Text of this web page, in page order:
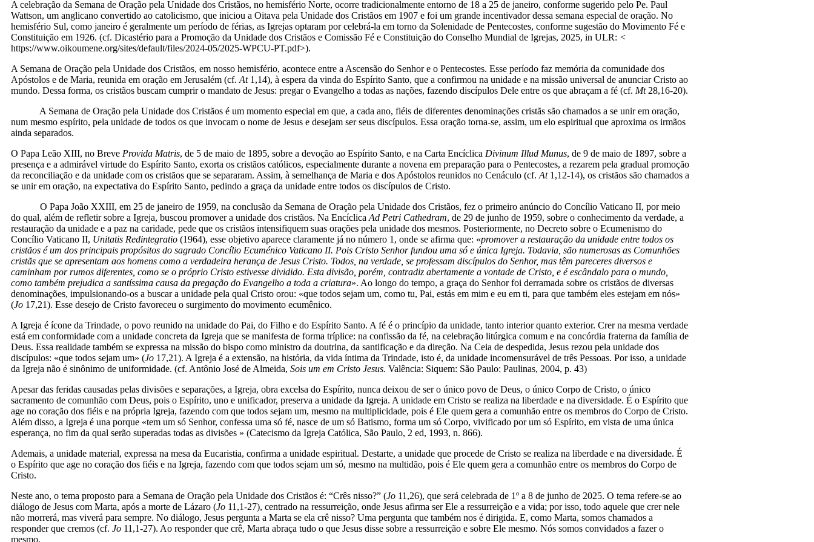
A celebração da Semana de Oração pela Unidade dos Cristãos, no hemisfério Norte, ocorre tradicionalmente entorno de 18 a 25 de janeiro, conforme sugerido pelo Pe. Paul
Wattson, um anglicano convertido ao catolicismo, que iniciou a Oitava pela Unidade dos Cristãos em 1907 e foi um grande incentivador dessa semana especial de oração. No
hemisfério Sul, como janeiro é geralmente um período de férias, as Igrejas optaram por celebrá-la em torno da Solenidade de Pentecostes, conforme sugestão do Movimento Fé e
Constituição em 1926. (cf. Dicastério para a Promoção da Unidade dos Cristãos e Comissão Fé e Constituição do Conselho Mundial de Igrejas, 2025, in ULR: <
https://www.oikoumene.org/sites/default/files/2024-05/2025-WPCU-PT.pdf>).
A Semana de Oração pela Unidade dos Cristãos, em nosso hemisfério, acontece entre a Ascensão do Senhor e o Pentecostes. Esse período faz memória da comunidade dos
Apóstolos e de Maria, reunida em oração em Jerusalém (cf. At1,14), à espera da vinda do Espírito Santo, que a confirmou na unidade e na missão universal de anunciar Cristo ao
mundo. Dessa forma, os cristãos buscam cumprir o mandato de Jesus: pregar o Evangelho a todas as nações, fazendo discípulos Dele entre os que abraçam a fé (cf. Mt 28,16-20).
A Semana de Oração pela Unidade dos Cristãos é um momento especial em que, a cada ano, fiéis de diferentes denominações cristãs são chamados a se unir em oração,
num mesmo espírito, pela unidade de todos os que invocam o nome de Jesus e desejam ser seus discípulos. Essa oração torna-se, assim, um elo espiritual que aproxima os irmãos
ainda separados.
O Papa Leão XIII, no Breve Provida Matris, de 5 de maio de 1895, sobre a devoção ao Espírito Santo, e na Carta Encíclica Divinum Illud Munus, de 9 de maio de 1897, sobre a
presença e a admirável virtude do Espírito Santo, exorta os cristãos católicos, especialmente durante a novena em preparação para o Pentecostes, a rezarem pela gradual promoção
da reconciliação e da unidade com os cristãos que se separaram. Assim, à semelhança de Maria e dos Apóstolos reunidos no Cenáculo (cf. At 1,12-14), os cristãos são chamados a
se unir em oração, na expectativa do Espírito Santo, pedindo a graça da unidade entre todos os discípulos de Cristo.
O Papa João XXIII, em 25 de janeiro de 1959, na conclusão da Semana de Oração pela Unidade dos Cristãos, fez o primeiro anúncio do Concílio Vaticano II, por meio
do qual, além de refletir sobre a Igreja, buscou promover a unidade dos cristãos. Na Encíclica Ad Petri Cathedram, de 29 de junho de 1959, sobre o conhecimento da verdade, a
restauração da unidade e a paz na caridade, pede que os cristãos intensifiquem suas orações pela unidade dos mesmos. Posteriormente, no Decreto sobre o Ecumenismo do
Concílio Vaticano II, Unitatis Redintegratio (1964), esse objetivo aparece claramente já no número 1, onde se afirma que: «promover a restauração da unidade entre todos os
cristãos é um dos principais propósitos do sagrado Concílio Ecuménico Vaticano II. Pois Cristo Senhor fundou uma só e única Igreja. Todavia, são numerosas as Comunhões
cristãs que se apresentam aos homens como a verdadeira herança de Jesus Cristo. Todos, na verdade, se professam discípulos do Senhor, mas têm pareceres diversos e
caminham por rumos diferentes, como se o próprio Cristo estivesse dividido. Esta divisão, porém, contradiz abertamente a vontade de Cristo, e é escândalo para o mundo,
como também prejudica a santíssima causa da pregação do Evangelho a toda a criatura». Ao longo do tempo, a graça do Senhor foi derramada sobre os cristãos de diversas
denominações, impulsionando-os a buscar a unidade pela qual Cristo orou: «que todos sejam um, como tu, Pai, estás em mim e eu em ti, para que também eles estejam em nós»
(Jo 17,21). Esse desejo de Cristo favoreceu o surgimento do movimento ecumênico.
A Igreja é ícone da Trindade, o povo reunido na unidade do Pai, do Filho e do Espírito Santo. A fé é o princípio da unidade, tanto interior quanto exterior. Crer na mesma verdade
está em conformidade com a unidade concreta da Igreja que se manifesta de forma tríplice: na confissão da fé, na celebração litúrgica comum e na concórdia fraterna da família de
Deus. Essa realidade também se expressa na missão do bispo como ministro da doutrina, da santificação e da direção. Na Ceia de despedida, Jesus rezou pela unidade dos
discípulos: «que todos sejam um» (Jo 17,21). A Igreja é a extensão, na história, da vida íntima da Trindade, isto é, da unidade incomensurável de três Pessoas. Por isso, a unidade
da Igreja não é sinônimo de uniformidade. (cf. Antônio José de Almeida, Sois um em Cristo Jesus. Valência: Siquem: São Paulo: Paulinas, 2004, p. 43)
Apesar das feridas causadas pelas divisões e separações, a Igreja, obra excelsa do Espírito, nunca deixou de ser o único povo de Deus, o único Corpo de Cristo, o único
sacramento de comunhão com Deus, pois o Espírito, uno e unificador, preserva a unidade da Igreja. A unidade em Cristo se realiza na liberdade e na diversidade. É o Espírito que
age no coração dos fiéis e na própria Igreja, fazendo com que todos sejam um, mesmo na multiplicidade, pois é Ele quem gera a comunhão entre os membros do Corpo de Cristo.
Além disso, a Igreja é una porque «tem um só Senhor, confessa uma só fé, nasce de um só Batismo, forma um só Corpo, vivificado por um só Espírito, em vista de uma única
esperança, no fim da qual serão superadas todas as divisões » (Catecismo da Igreja Católica, São Paulo, 2 ed, 1993, n. 866).
Ademais, a unidade material, expressa na mesa da Eucaristia, confirma a unidade espiritual. Destarte, a unidade que procede de Cristo se realiza na liberdade e na diversidade. É
o Espírito que age no coração dos fiéis e na Igreja, fazendo com que todos sejam um só, mesmo na multidão, pois é Ele quem gera a comunhão entre os membros do Corpo de
Cristo.
Neste ano, o tema proposto para a Semana de Oração pela Unidade dos Cristãos é: “Crês nisso?” (Jo 11,26), que será celebrada de 1º a 8 de junho de 2025. O tema refere-se ao
diálogo de Jesus com Marta, após a morte de Lázaro (Jo 11,1-27), centrado na ressurreição, onde Jesus afirma ser Ele a ressurreição e a vida; por isso, todo aquele que crer nele
não morrerá, mas viverá para sempre. No diálogo, Jesus pergunta a Marta se ela crê nisso? Uma pergunta que também nos é dirigida. E, como Marta, somos chamados a
responder que cremos (cf. Jo 11,1-27). Ao responder que crê, Marta abraça tudo o que Jesus disse sobre a ressurreição e sobre Ele mesmo. Nós somos convidados a fazer o
mesmo.